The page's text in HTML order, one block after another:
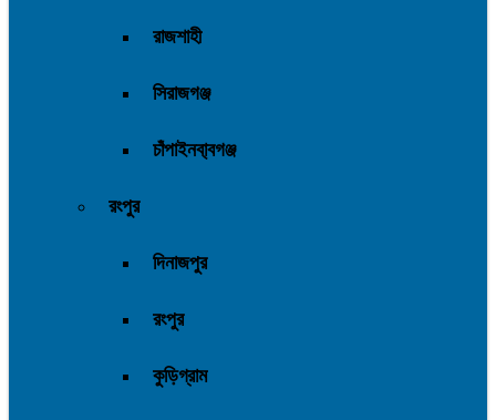
রাজশাহী
সিরাজগঞ্জ
চাঁপাইনবা্বগঞ্জ
রংপুর
দিনাজপুর
রংপুর
কুড়িগ্রাম